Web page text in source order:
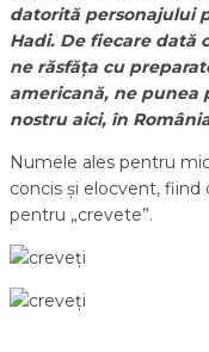
datorită personajului
Hadi. De fiecare dată
ne răsfăța cu
americană, ne punea
nostru aici, în
Numele ales pentru
concis și elocvent,
pentru „crevete”.